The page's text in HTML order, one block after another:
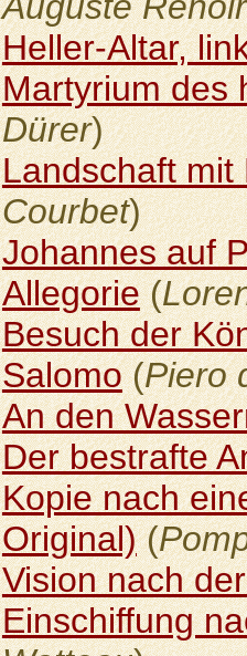
Heller-Altar,
Martyrium des
Dürer)
Landschaft mit
Courbet)
Johannes auf
Allegorie(
Besuch der
Salomo(Piero
An den
Der bestrafte
Kopie nach
Original)(
Vision nach
Einschiffung